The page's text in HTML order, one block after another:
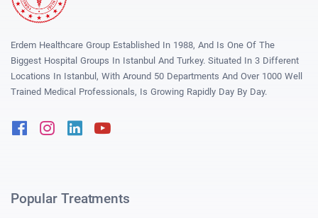
Erdem Healthcare Group Established In 1988, And Is One Of The
Biggest Hospital Groups In Istanbul And Turkey. Situated In 3 Different
Locations In Istanbul, With Around 50 Departments And Over 1000 Well
Trained Medical Professionals, Is Growing Rapidly Day By Day.
FacebookInstagram
Linkedin
Popular Treatments